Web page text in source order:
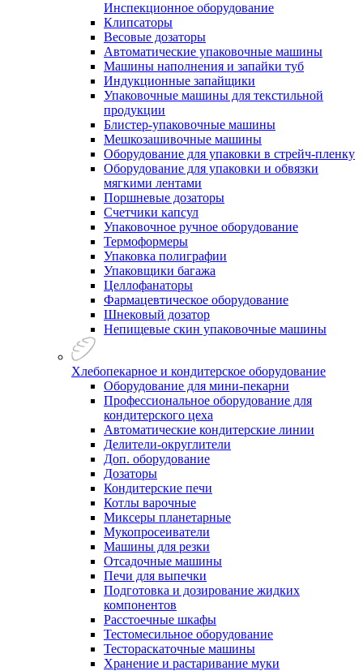
Инспекционное оборудование
Клипсаторы
Весовые дозаторы
Автоматические упаковочные машины
Машины наполнения и запайки туб
Индукционные запайщики
Упаковочные машины для текстильной
продукции
Блистер-упаковочные машины
Мешкозашивочные машины
Оборудование для упаковки в стрейч-пленку
Оборудование для упаковки и обвязки
мягкими лентами
Поршневые дозаторы
Счетчики капсул
Упаковочное ручное оборудование
Термоформеры
Упаковка полиграфии
Упаковщики багажа
Целлофанаторы
Фармацевтическое оборудование
Шнековый дозатор
Непищевые скин упаковочные машины
Хлебопекарное и кондитерское оборудование
Оборудование для мини-пекарни
Профессиональное оборудование для
кондитерского цеха
Автоматические кондитерские линии
Делители-округлители
Доп. оборудование
Дозаторы
Кондитерские печи
Котлы варочные
Миксеры планетарные
Мукопросеиватели
Машины для резки
Отсадочные машины
Печи для выпечки
Подготовка и дозирование жидких
компонентов
Расстоечные шкафы
Тестомесильное оборудование
Тестораскаточные машины
Хранение и растаривание муки